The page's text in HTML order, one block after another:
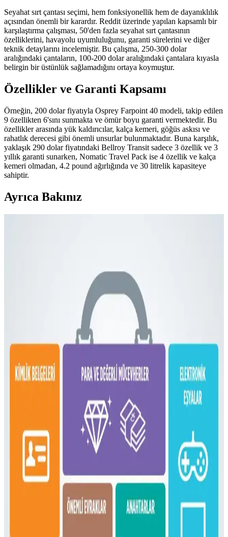
Seyahat sırt çantası seçimi, hem fonksiyonellik hem de dayanıklılık
açısından önemli bir karardır. Reddit üzerinde yapılan kapsamlı bir
karşılaştırma çalışması, 50'den fazla seyahat sırt çantasının
özelliklerini, havayolu uyumluluğunu, garanti sürelerini ve diğer
teknik detaylarını incelemiştir. Bu çalışma, 250-300 dolar
aralığındaki çantaların, 100-200 dolar aralığındaki çantalara kıyasla
belirgin bir üstünlük sağlamadığını ortaya koymuştur.
Özellikler ve Garanti Kapsamı
Örneğin, 200 dolar fiyatıyla Osprey Farpoint 40 modeli, takip edilen
9 özellikten 6'sını sunmakta ve ömür boyu garanti vermektedir. Bu
özellikler arasında yük kaldırıcılar, kalça kemeri, göğüs askısı ve
rahatlık derecesi gibi önemli unsurlar bulunmaktadır. Buna karşılık,
yaklaşık 290 dolar fiyatındaki Bellroy Transit sadece 3 özellik ve 3
yıllık garanti sunarken, Nomatic Travel Pack ise 4 özellik ve kalça
kemeri olmadan, 4.2 pound ağırlığında ve 30 litrelik kapasiteye
sahiptir.
Ayrıca Bakınız
pratik paketleme ve taşınabilirlik sunar. Elektronik cihazlar,
kıyafetler ve kişisel eşyalar düzenli şekilde taşınabilir.
Dooney & Bourke Janine Çantası: Dayanıklı Deri
Tasarımı ve Piyasa Değeri Analizi
Dooney & Bourke Janine çantası, dayanıklı deri yapısı ve şık
tasarımıyla günlük kullanım ve seyahat için ideal. İkinci el
piyasasında uygun fiyatlı, manevi değeri yüksek bir seçenek sunar.
Çoklu Sırt Çantası Koleksiyonu ve Onebag Seyahat
Konseptinde Kullanım İncelemesi
Çeşitli sırt çantalarının kullanım alanları, özellikleri ve onebag
seyahat konseptindeki rolleri incelenerek, ideal çanta seçimi ve
fonksiyonellik dengesi üzerine kapsamlı bilgiler sunulmaktadır.
16 Litrelik Kanken Sırt Çantasıyla 4 Gün 4 Gece
Minimalist Seyahat Planlama
16 litrelik Kanken sırt çantasıyla 4 gün 4 gece minimalist seyahat
için teknoloji, kişisel bakım ve giysi eşyalarının düzenli ve hafif
paketlenmesi anlatılıyor. Beden ve ihtiyaçlara göre esneklik
Fjällräven Kånken 16L ile 15 Günlük Yaz